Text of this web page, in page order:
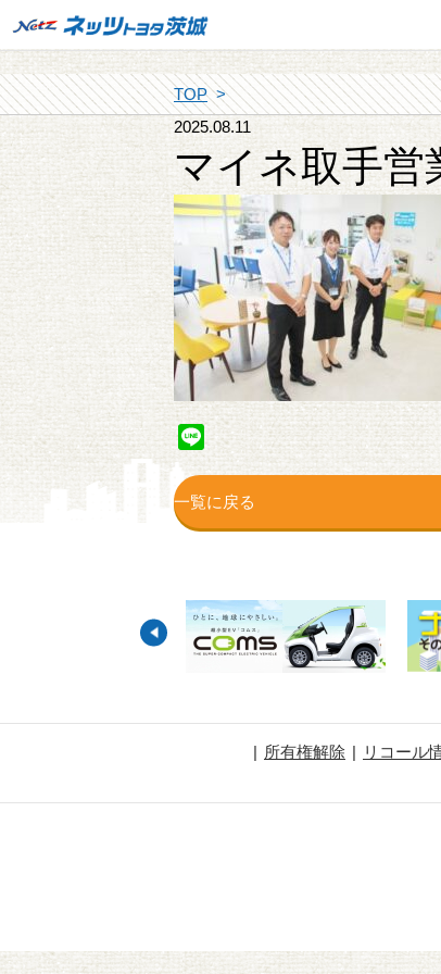
TOP
2025.08.11
マイネ取手営
Line
一覧に戻る
所有権解除 リコール